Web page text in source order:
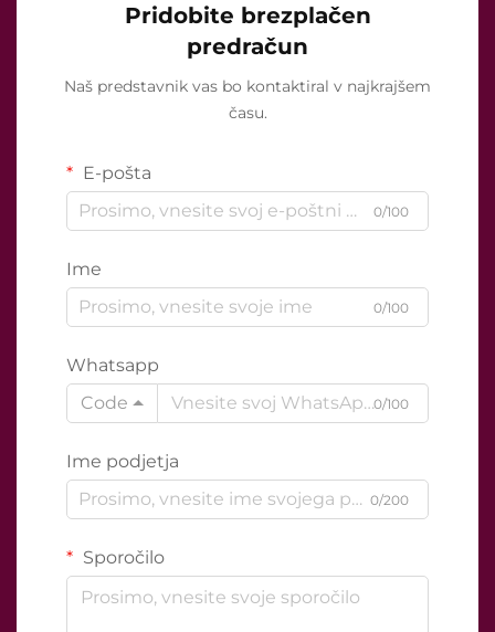
Pridobite brezplačen
predračun
Naš predstavnik vas bo kontaktiral v najkrajšem
času.
E-pošta
0/100
Ime
0/100
Whatsapp
Code
0/100
Ime podjetja
0/200
Sporočilo